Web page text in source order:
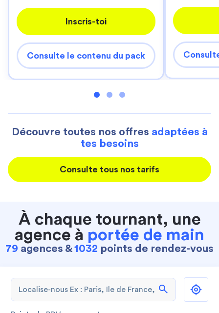
Inscris-toi
Consulte le contenu du pack
Découvre toutes nos offres adaptées à
tes besoins
Consulte tous nos tarifs
À chaque tournant, une
agence à portée de main
79 agences &1032 points de rendez-vous
search